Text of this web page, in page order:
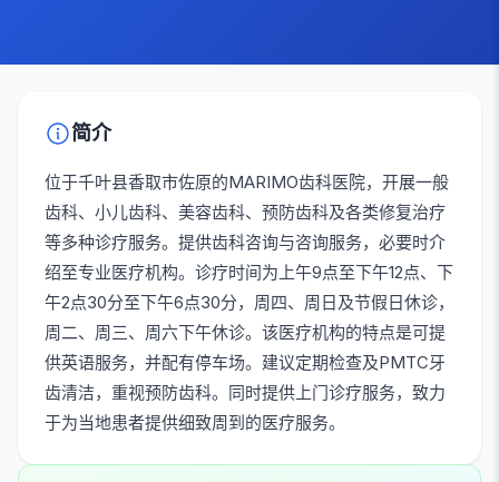
简介
位于千叶县香取市佐原的MARIMO齿科医院，开展一般
齿科、小儿齿科、美容齿科、预防齿科及各类修复治疗
等多种诊疗服务。提供齿科咨询与咨询服务，必要时介
绍至专业医疗机构。诊疗时间为上午9点至下午12点、下
午2点30分至下午6点30分，周四、周日及节假日休诊，
周二、周三、周六下午休诊。该医疗机构的特点是可提
供英语服务，并配有停车场。建议定期检查及PMTC牙
齿清洁，重视预防齿科。同时提供上门诊疗服务，致力
于为当地患者提供细致周到的医疗服务。